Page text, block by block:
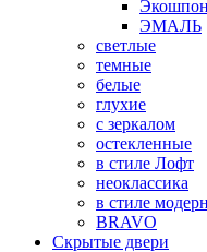
Экошпон
ЭМАЛЬ
светлые
темные
белые
глухие
с зеркалом
остекленные
в стиле Лофт
неоклассика
в стиле модерн
BRAVO
Скрытые двери